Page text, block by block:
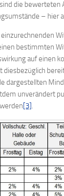
die bewerteten
– hier
bestimmten
auf einen
diesbezüglich
dargestellten
unverändert
[3].